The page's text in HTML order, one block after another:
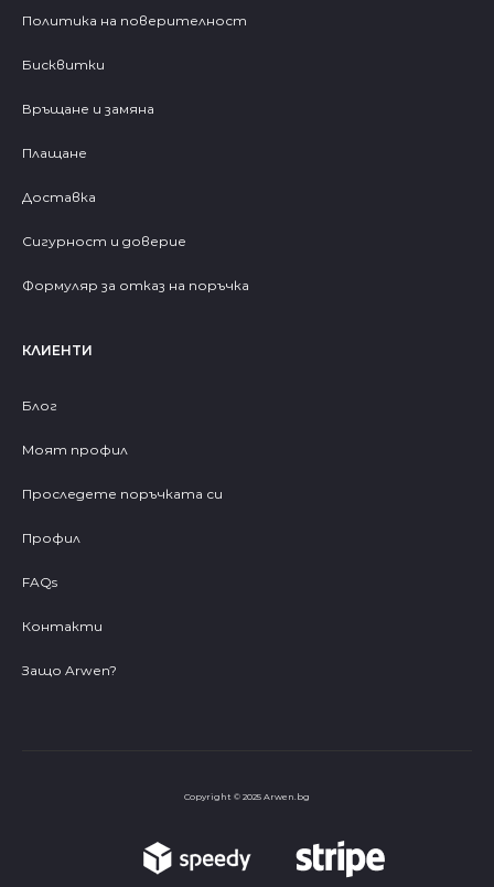
Политика на поверителност
Бисквитки
Връщане и замяна
Плащане
Доставка
Сигурност и доверие
Формуляр за отказ на поръчка
КЛИЕНТИ
Блог
Моят профил
Проследете поръчката си
Профил
FAQs
Контакти
Защо Arwen?
Copyright © 2025 Arwen.bg